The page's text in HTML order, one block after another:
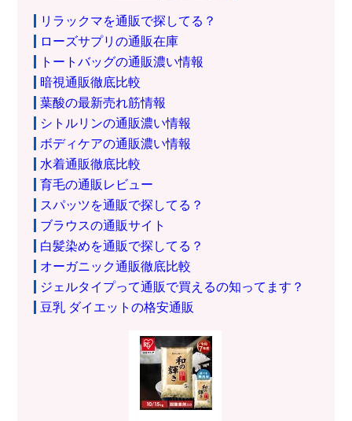
リラックマを通販で探してる？
ローズサプリの通販在庫
トートバッグの通販濃い情報
暗視通販徹底比較
葉酸の最新売れ筋情報
シトルリンの通販濃い情報
ボディケアの通販濃い情報
水着通販徹底比較
育毛の通販レビュー
スパッツを通販で探してる？
ブラウスの通販サイト
白髪染めを通販で探してる？
オーガニック通販徹底比較
ジェルタイプって通販で買えるの知ってます？
豆乳 ダイエットの格安通販